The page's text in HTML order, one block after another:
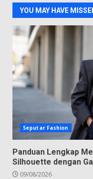
YOU MAY HAVE
Seputar Fashion
Panduan Lengkap
Silhouette dengan
09/08/2026